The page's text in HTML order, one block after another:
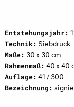
Entstehungsjahr:
Technik: Siebdruck
Maße: 30 x 30 cm
Rahmenmaß: 40 x 40
Auflage: 41 / 300
Bezeichnung: